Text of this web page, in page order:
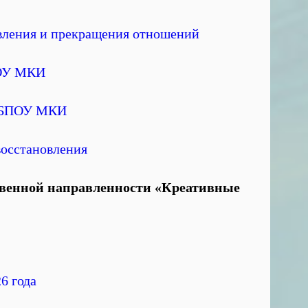
и прекращения отношений
МКИ
МКИ
направленности «Креативные
года